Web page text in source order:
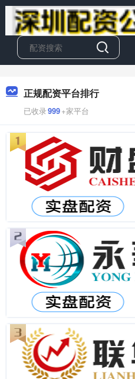
正规配资平台排行
已收录999+家平台